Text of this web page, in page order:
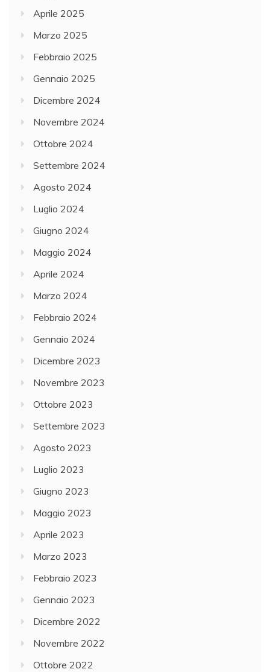
Aprile 2025
Marzo 2025
Febbraio 2025
Gennaio 2025
Dicembre 2024
Novembre 2024
Ottobre 2024
Settembre 2024
Agosto 2024
Luglio 2024
Giugno 2024
Maggio 2024
Aprile 2024
Marzo 2024
Febbraio 2024
Gennaio 2024
Dicembre 2023
Novembre 2023
Ottobre 2023
Settembre 2023
Agosto 2023
Luglio 2023
Giugno 2023
Maggio 2023
Aprile 2023
Marzo 2023
Febbraio 2023
Gennaio 2023
Dicembre 2022
Novembre 2022
Ottobre 2022